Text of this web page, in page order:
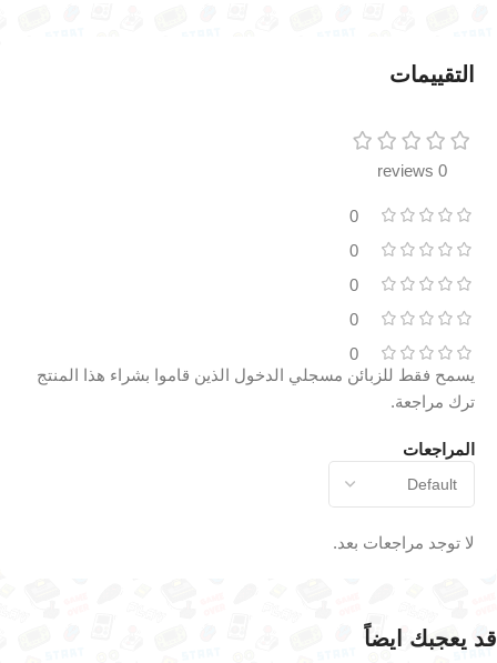
التقييمات
0 reviews
0
0
0
0
0
المراجعات
لا توجد مراجعات بعد.
يسمح فقط للزبائن مسجلي الدخول الذين قاموا بشراء هذا المنتج
ترك مراجعة.
قد يعجبك ايضاً